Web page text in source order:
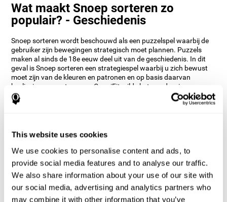
This website uses cookies
We use cookies to personalise content and ads, to
provide social media features and to analyse our traffic.
We also share information about your use of our site with
our social media, advertising and analytics partners who
may combine it with other information that you’ve
Wat maakt Snoep sorteren zo
populair? - Geschiedenis
Snoep sorteren wordt beschouwd als een puzzelspel waarbij de
gebruiker zijn bewegingen strategisch moet plannen. Puzzels
maken al sinds de 18e eeuw deel uit van de geschiedenis. In dit
geval is Snoep sorteren een strategiespel waarbij u zich bewust
moet zijn van de kleuren en patronen en op basis daarvan
beslissingen moet nemen. CogniFit wilde het een draai geven en
dit spel nog leuker maken door actualisering toe te voegen door
beperkingen en obstakels in te voeren.
sorteren" mijn cognitieve
vaardigheden?
CogniFit's Snoep sorteren helpt een specifiek neuraal
activeringspatroon te stimuleren. Consequent herhalen en
trainen van dit patroon kan helpen bij het creëren van nieuwe
synapsen en neurale circuits, die in staat zijn tot het